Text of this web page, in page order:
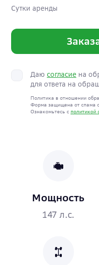
Мощность
147 л.с.
Сутки аренды
Даю согласие на
для ответа на
Политика в отношении
Форма защищена от спама
Ознакомьтесь с политикой